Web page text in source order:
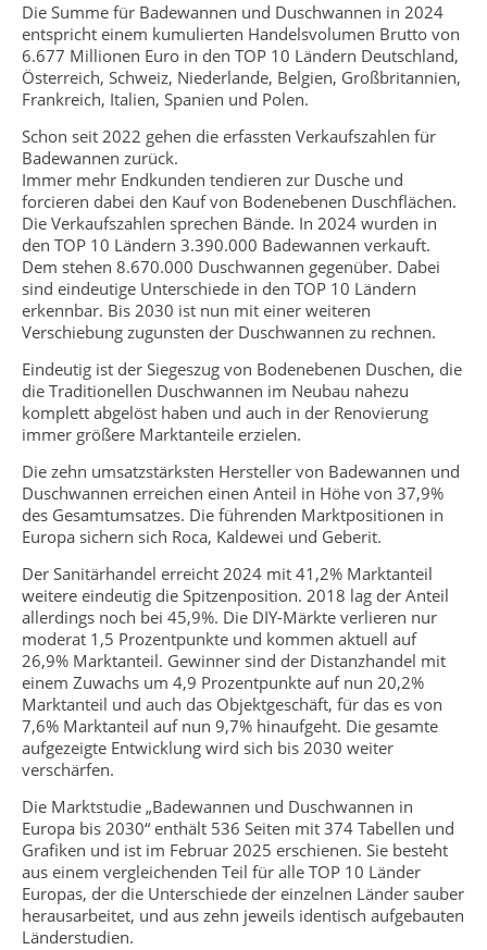
Die Summe für Badewannen und Duschwannen in 2024
entspricht einem kumulierten Handelsvolumen Brutto von
6.677 Millionen Euro in den TOP 10 Ländern Deutschland,
Österreich, Schweiz, Niederlande, Belgien, Großbritannien,
Frankreich, Italien, Spanien und Polen.
Schon seit 2022 gehen die erfassten Verkaufszahlen für
Badewannen zurück.
Immer mehr Endkunden tendieren zur Dusche und
forcieren dabei den Kauf von Bodenebenen Duschflächen.
Die Verkaufszahlen sprechen Bände. In 2024 wurden in
den TOP 10 Ländern 3.390.000 Badewannen verkauft.
Dem stehen 8.670.000 Duschwannen gegenüber. Dabei
sind eindeutige Unterschiede in den TOP 10 Ländern
erkennbar. Bis 2030 ist nun mit einer weiteren
Verschiebung zugunsten der Duschwannen zu rechnen.
Eindeutig ist der Siegeszug von Bodenebenen Duschen, die
die Traditionellen Duschwannen im Neubau nahezu
komplett abgelöst haben und auch in der Renovierung
immer größere Marktanteile erzielen.
Die zehn umsatzstärksten Hersteller von Badewannen und
Duschwannen erreichen einen Anteil in Höhe von 37,9%
des Gesamtumsatzes. Die führenden Marktpositionen in
Europa sichern sich Roca, Kaldewei und Geberit.
Der Sanitärhandel erreicht 2024 mit 41,2% Marktanteil
weitere eindeutig die Spitzenposition. 2018 lag der Anteil
allerdings noch bei 45,9%. Die DIY-Märkte verlieren nur
moderat 1,5 Prozentpunkte und kommen aktuell auf
26,9% Marktanteil. Gewinner sind der Distanzhandel mit
einem Zuwachs um 4,9 Prozentpunkte auf nun 20,2%
Marktanteil und auch das Objektgeschäft, für das es von
7,6% Marktanteil auf nun 9,7% hinaufgeht. Die gesamte
aufgezeigte Entwicklung wird sich bis 2030 weiter
verschärfen.
Die Marktstudie „Badewannen und Duschwannen in
Europa bis 2030“ enthält 536 Seiten mit 374 Tabellen und
Grafiken und ist im Februar 2025 erschienen. Sie besteht
aus einem vergleichenden Teil für alle TOP 10 Länder
Europas, der die Unterschiede der einzelnen Länder sauber
herausarbeitet, und aus zehn jeweils identisch aufgebauten
Länderstudien.